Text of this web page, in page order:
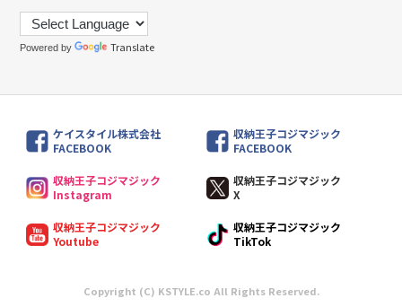
Powered by Translate
ケイスタイル株式会社
FACEBOOK
収納王子コジマジック
FACEBOOK
収納王子コジマジック
Instagram
収納王子コジマジック
X
収納王子コジマジック
Youtube
収納王子コジマジック
TikTok
Copyright (C) KSTYLE.co All Rights Reserved.